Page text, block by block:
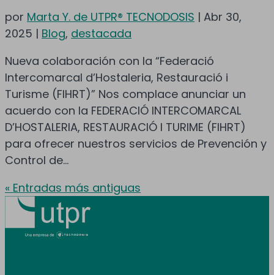
por Marta Y. de UTPR® TECNODOSIS | Abr 30,
2025 | Blog, destacada
Nueva colaboración con la “Federació
Intercomarcal d’Hostaleria, Restauració i
Turisme (FIHRT)” Nos complace anunciar un
acuerdo con la FEDERACIÓ INTERCOMARCAL
D’HOSTALERIA, RESTAURACIÓ I TURIME (FIHRT)
para ofrecer nuestros servicios de Prevención y
Control de...
« Entradas más antiguas